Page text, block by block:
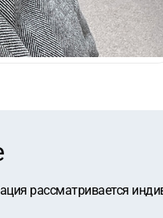
рассматривается